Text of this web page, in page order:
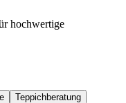
hochwertige
Teppichberatung